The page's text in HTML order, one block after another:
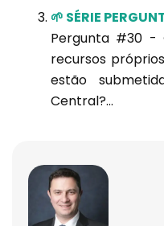
🌱 SÉRIE
Pergunta #30 -
recursos
estão
Central?...